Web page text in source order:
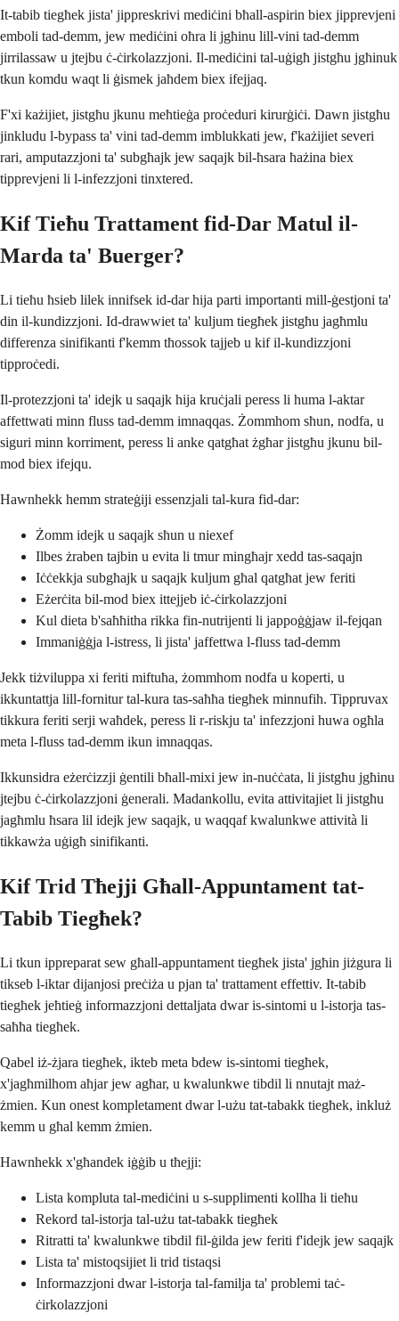
It-tabib tiegħek jista' jippreskrivi mediċini bħall-aspirin biex jipprevjeni
emboli tad-demm, jew mediċini oħra li jgħinu lill-vini tad-demm
jirrilassaw u jtejbu ċ-ċirkolazzjoni. Il-mediċini tal-uġigħ jistgħu jgħinuk
tkun komdu waqt li ġismek jaħdem biex ifejjaq.
F'xi każijiet, jistgħu jkunu meħtieġa proċeduri kirurġiċi. Dawn jistgħu
jinkludu l-bypass ta' vini tad-demm imblukkati jew, f'każijiet severi
rari, amputazzjoni ta' subgħajk jew saqajk bil-ħsara ħażina biex
tipprevjeni li l-infezzjoni tinxtered.
Kif Tieħu Trattament fid-Dar Matul il-
Marda ta' Buerger?
Li tieħu ħsieb lilek innifsek id-dar hija parti importanti mill-ġestjoni ta'
din il-kundizzjoni. Id-drawwiet ta' kuljum tiegħek jistgħu jagħmlu
differenza sinifikanti f'kemm tħossok tajjeb u kif il-kundizzjoni
tipproċedi.
Il-protezzjoni ta' idejk u saqajk hija kruċjali peress li huma l-aktar
affettwati minn fluss tad-demm imnaqqas. Żommhom sħun, nodfa, u
siguri minn korriment, peress li anke qatgħat żgħar jistgħu jkunu bil-
mod biex ifejqu.
Hawnhekk hemm strateġiji essenzjali tal-kura fid-dar:
Żomm idejk u saqajk sħun u niexef
Ilbes żraben tajbin u evita li tmur mingħajr xedd tas-saqajn
Iċċekkja subgħajk u saqajk kuljum għal qatgħat jew feriti
Eżerċita bil-mod biex ittejjeb iċ-ċirkolazzjoni
Kul dieta b'saħħitha rikka fin-nutrijenti li jappoġġjaw il-fejqan
Immaniġġja l-istress, li jista' jaffettwa l-fluss tad-demm
Jekk tiżviluppa xi feriti miftuħa, żommhom nodfa u koperti, u
ikkuntattja lill-fornitur tal-kura tas-saħħa tiegħek minnufih. Tippruvax
tikkura feriti serji waħdek, peress li r-riskju ta' infezzjoni huwa ogħla
meta l-fluss tad-demm ikun imnaqqas.
Ikkunsidra eżerċizzji ġentili bħall-mixi jew in-nuċċata, li jistgħu jgħinu
jtejbu ċ-ċirkolazzjoni ġenerali. Madankollu, evita attivitajiet li jistgħu
jagħmlu ħsara lil idejk jew saqajk, u waqqaf kwalunkwe attività li
tikkawża uġigħ sinifikanti.
Kif Trid Tħejji Għall-Appuntament tat-
Tabib Tiegħek?
Li tkun ippreparat sew għall-appuntament tiegħek jista' jgħin jiżgura li
tikseb l-iktar dijanjosi preċiża u pjan ta' trattament effettiv. It-tabib
tiegħek jeħtieġ informazzjoni dettaljata dwar is-sintomi u l-istorja tas-
saħħa tiegħek.
Qabel iż-żjara tiegħek, ikteb meta bdew is-sintomi tiegħek,
x'jagħmilhom aħjar jew agħar, u kwalunkwe tibdil li nnutajt maż-
żmien. Kun onest kompletament dwar l-użu tat-tabakk tiegħek, inkluż
kemm u għal kemm żmien.
Hawnhekk x'għandek iġġib u tħejji:
Lista kompluta tal-mediċini u s-supplimenti kollha li tieħu
Rekord tal-istorja tal-użu tat-tabakk tiegħek
Ritratti ta' kwalunkwe tibdil fil-ġilda jew feriti f'idejk jew saqajk
Lista ta' mistoqsijiet li trid tistaqsi
Informazzjoni dwar l-istorja tal-familja ta' problemi taċ-
ċirkolazzjoni